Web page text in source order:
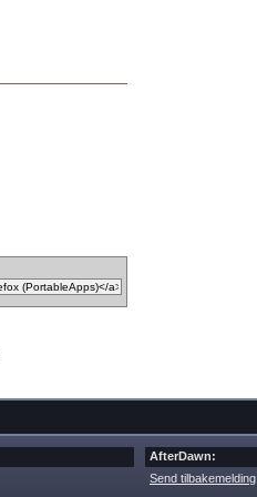
AfterDawn:
Send tilbakemelding